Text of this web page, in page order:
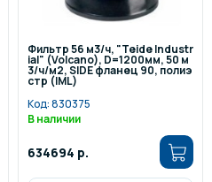
Фильтр 56 м3/ч, "Teide Industr
ial" (Volcano), D=1200мм, 50 м
3/ч/м2, SIDE фланец 90, полиэ
стр (IML)
Код:830375
В наличии
634694 р.